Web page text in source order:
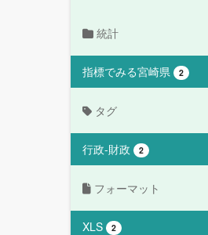
統計
指標でみる宮崎県 2
タグ
行政-財政 2
フォーマット
XLS 2